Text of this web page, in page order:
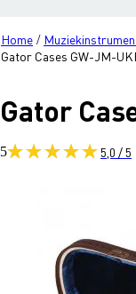
Home /
Gator Cases GW-JM-
Gator
5 5,0 / 5